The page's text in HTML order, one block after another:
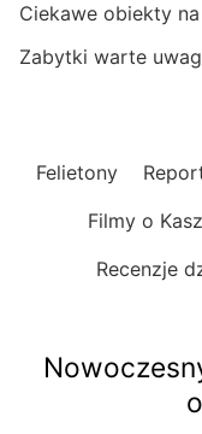
Ciekawe obiekty
Zabytki warte
Felietony
Filmy o
Recenzje